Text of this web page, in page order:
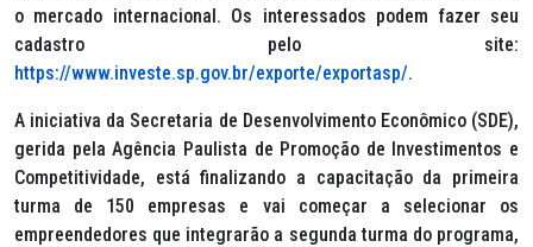
o mercado internacional. Os interessados podem fazer seu
cadastro pelo site:
https://www.investe.sp.gov.br/exporte/exportasp/.
A iniciativa da Secretaria de Desenvolvimento Econômico (SDE),
gerida pela Agência Paulista de Promoção de Investimentos e
Competitividade, está finalizando a capacitação da primeira
turma de 150 empresas e vai começar a selecionar os
empreendedores que integrarão a segunda turma do programa,